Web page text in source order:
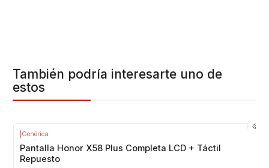
También podría interesarte uno de
estos
Genérica
Pantalla Honor X58 Plus Completa LCD + Táctil
Repuesto